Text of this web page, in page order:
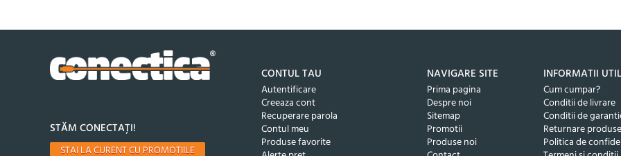
STĂM CONECTAȚI!
STAI LA CURENT CU PROMOTIILE
CONTUL TAU
Autentificare
Creeaza cont
Recuperare parola
Contul meu
Produse favorite
NAVIGARE SITE
Prima pagina
Despre noi
Sitemap
Promotii
Produse noi
INFORMATII
Cum cumpar?
Conditii de livrare
Conditii de
Returnare produse
Politica de